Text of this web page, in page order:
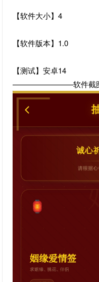
【软件大小】4
【软件版本】1.0
【测试】安卓14
————————软件